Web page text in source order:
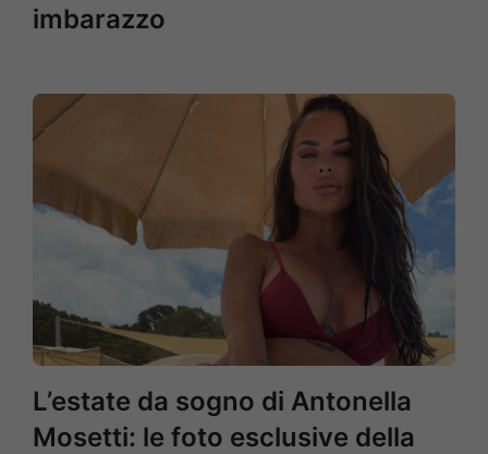
imbarazzo
L’estate da sogno di Antonella
Mosetti: le foto esclusive della